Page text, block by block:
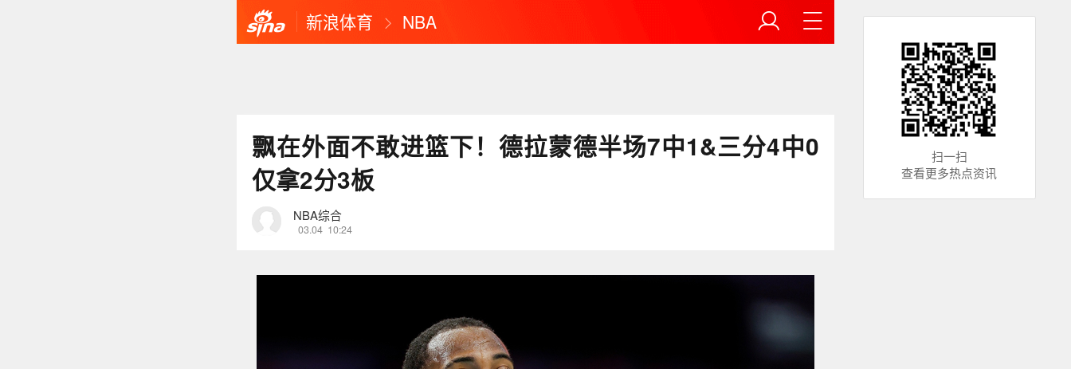
新浪体育 NBA
飘在外面不敢进篮下！德拉蒙德半场7中1&三分4中0
仅拿2分3板
NBA综合
03.04 10:24
扫一扫
查看更多热点资讯